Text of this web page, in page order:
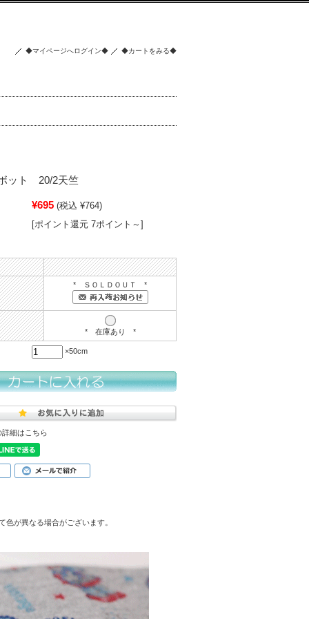
◆マイページへログイン◆ ◆カートをみる◆
ット 20/2天竺
¥695 (税込 ¥764)
[ポイント還元 7ポイント～]
* ＳＯＬＤＯＵＴ *
* 在庫あり *
×50cm
細はこちら
が異なる場合がございます。